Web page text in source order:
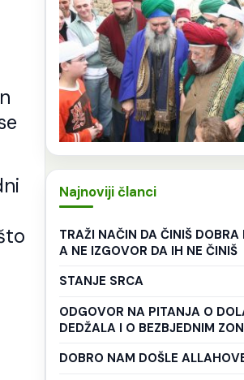
Najnoviji članci
TRAŽI NAČIN DA ČINIŠ DOBRA
A NE IZGOVOR DA IH NE ČINIŠ
STANJE SRCA
ODGOVOR NA PITANJA O
DEDŽALA I O BEZBJEDNIM
DOBRO NAM DOŠLE